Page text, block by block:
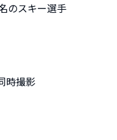
のスキー選手
時撮影